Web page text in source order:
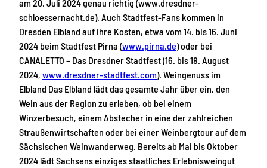
am 20. Juli 2024 genau richtig (www.dresdner-
schloessernacht.de). Auch Stadtfest-Fans kommen in
Dresden Elbland auf ihre Kosten, etwa vom 14. bis 16. Juni
2024 beim Stadtfest Pirna (www.pirna.de) oder bei
CANALETTO – Das Dresdner Stadtfest (16. bis 18. August
2024, www.dresdner-stadtfest.com). Weingenuss im
Elbland Das Elbland lädt das gesamte Jahr über ein, den
Wein aus der Region zu erleben, ob bei einem
Winzerbesuch, einem Abstecher in eine der zahlreichen
Straußenwirtschaften oder bei einer Weinbergtour auf dem
Sächsischen Weinwanderweg. Bereits ab Mai bis Oktober
2024 lädt Sachsens einziges staatliches Erlebnisweingut